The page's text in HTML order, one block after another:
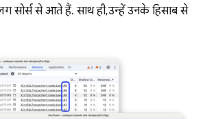
से आते हैं. साथ ही, उन्हें उनके हिसाब से